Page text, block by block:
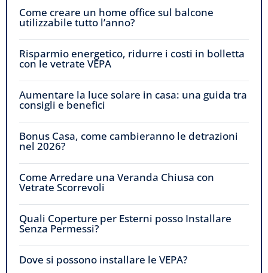
Come creare un home office sul balcone
utilizzabile tutto l’anno?
Risparmio energetico, ridurre i costi in bolletta
con le vetrate VEPA
Aumentare la luce solare in casa: una guida tra
consigli e benefici
Bonus Casa, come cambieranno le detrazioni
nel 2026?
Come Arredare una Veranda Chiusa con
Vetrate Scorrevoli
Quali Coperture per Esterni posso Installare
Senza Permessi?
Dove si possono installare le VEPA?